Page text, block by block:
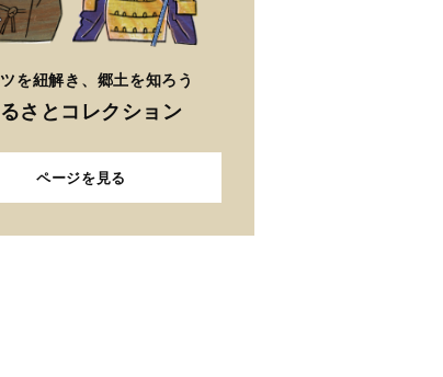
を紐解き、郷土を知ろう
さとコレクション
ページを見る